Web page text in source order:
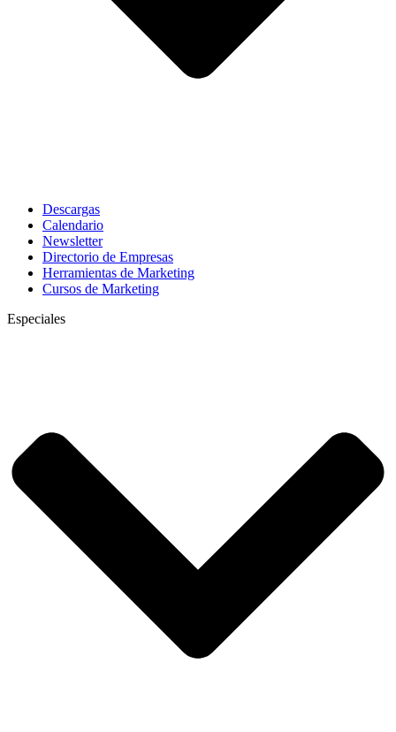
Descargas
Calendario
Newsletter
Directorio de Empresas
Herramientas de Marketing
Cursos de Marketing
Especiales